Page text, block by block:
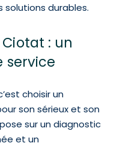
solutions durables.
: un
service
choisir un
son sérieux et son
sur un diagnostic
et un